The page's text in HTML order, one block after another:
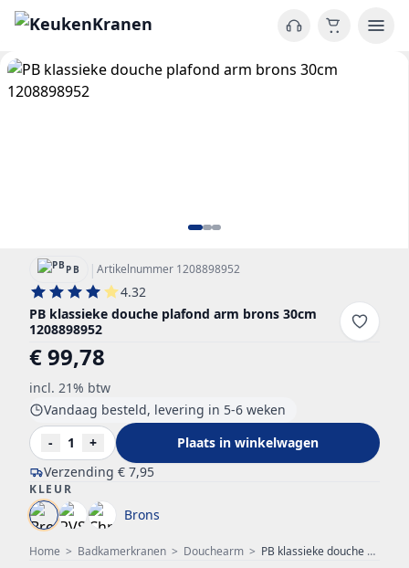
Home > Badkamerkranen > Douchearm > PB klassieke douche plafond arm brons 30cm 1208898952
PB | Artikelnummer 1208898952
4.32
PB klassieke douche plafond arm brons 30cm
1208898952
€ 99,78
incl. 21% btw
Verzending € 7,95
Vandaag besteld, levering in 5-6 weken
-
1 + Plaats in winkelwagen
KLEUR
Brons